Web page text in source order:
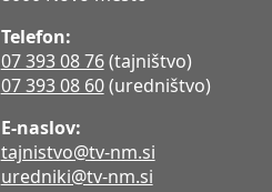
Telefon:
07 393 08 76(tajništvo)
07 393 08 60(uredništvo)
E-naslov:
tajnistvo@tv-nm.si
uredniki@tv-nm.si